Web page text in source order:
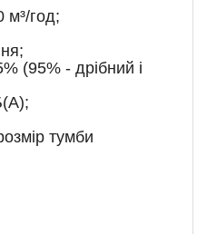
м³/год;
(95% - дрібний і
тумби